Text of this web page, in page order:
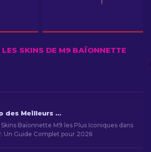
SKINS DE M9 BAÏONNETTE
Top des Meilleurs Skins Baïonnette M9 dans CS2
Skins Baïonnette M9 les Plus Iconiques dans
Un Guide Complet pour 2026